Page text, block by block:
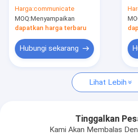
Downlight Plafon LED
Sorotan Trek LED
Memutar Lampu Langit-langit
Lampu Sorot Anti Silau
Sorotan kisi-kisi LED
Mercury"
Harga:communicate
MOQ:Menyampaikan
dapatkan harga terbaru
Hubungi sekarang
Lihat Lebih
Tinggalkan
Kami Akan Membalas